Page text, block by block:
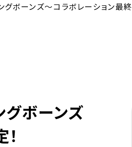
ボーンズ～コラボレーション最
ボーンズ